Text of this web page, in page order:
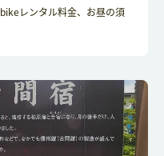
レンタル料金、お昼の須